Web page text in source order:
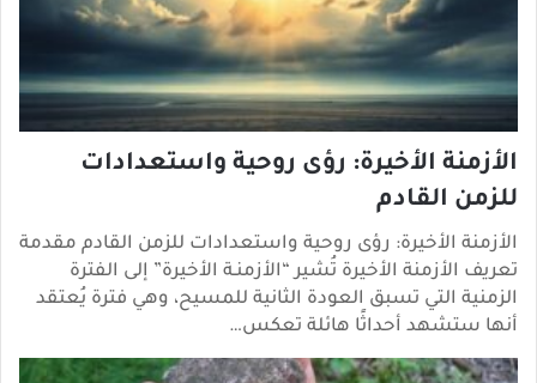
الأزمنة الأخيرة: رؤى روحية واستعدادات
للزمن القادم
الأزمنة الأخيرة: رؤى روحية واستعدادات للزمن القادم مقدمة
تعريف الأزمنة الأخيرة تُشير “الأزمنـة الأخيرة” إلى الفترة
الزمنية التي تسبق العودة الثانية للمسيح، وهي فترة يُعتقد
أنها ستشهد أحداثًا هائلة تعكس…